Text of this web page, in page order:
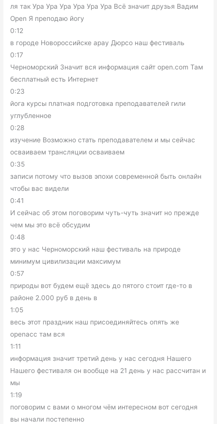
ля так Ура Ура Ура Ура Ура Ура Всё значит друзья Вадим
Open Я преподаю йогу
0:12
в городе Новороссийске арау Дюрсо наш фестиваль
0:17
Черноморский Значит вся информация сайт open.com Там
бесплатный есть Интернет
0:23
йога курсы платная подготовка преподавателей гили
углубленное
0:28
изучение Возможно стать преподавателем и мы сейчас
осваиваем трансляции осваиваем
0:35
записи потому что вызов эпохи современной быть онлайн
чтобы вас видели
0:41
И сейчас об этом поговорим чуть-чуть значит но прежде
чем мы это всё обсудим
0:48
это у нас Черноморский наш фестиваль на природе
минимум цивилизации максимум
0:57
природы вот будем ещё здесь до пятого стоит где-то в
районе 2.000 руб в день в
1:05
весь этот праздник наш присоединяйтесь опять же
openacc там вся
1:11
информация значит третий день у нас сегодня Нашего
Нашего фестиваля он вообще на 21 день у нас рассчитан и
мы
1:19
поговорим с вами о многом чём интересном вот сегодня
вы начали постепенно